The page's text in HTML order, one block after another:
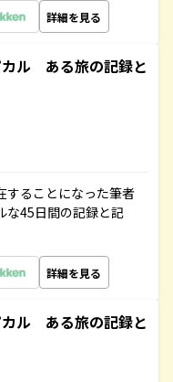
詳細を見る
カル ある旅の記録と
することになった筆者
な45日間の記録と記
詳細を見る
カル ある旅の記録と